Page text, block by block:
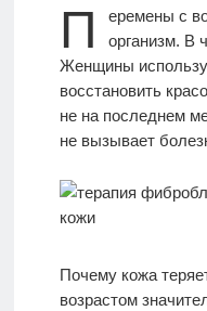
Моя
История
КОНТАКТЫ
П
еремены с
организм. В
Женщины
восстановить
не на последнем
не вызывает
Почему кожа
возрастом